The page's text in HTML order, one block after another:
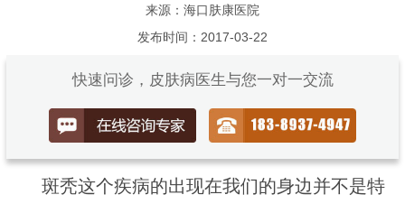
来源：海口肤康医院
发布时间：2017-03-22
快速问诊，皮肤病医生与您一对一交流
斑秃这个疾病的出现在我们的身边并不是特